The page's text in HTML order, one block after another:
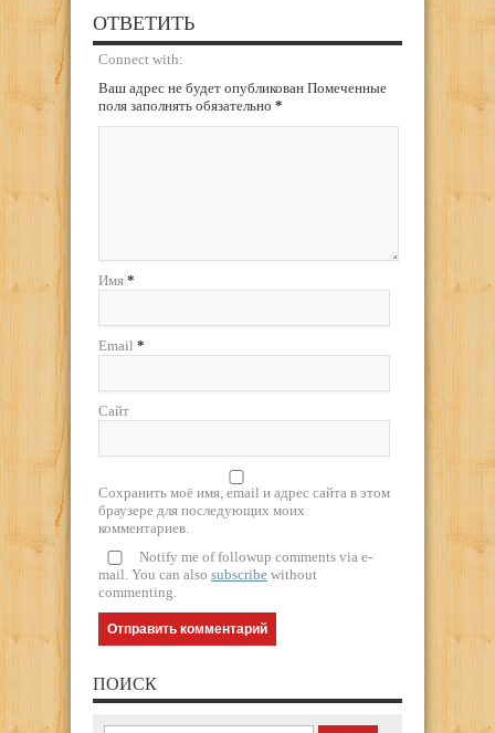
ОТВЕТИТЬ
Connect with:
Ваш адрес не будет опубликован Помеченные
поля заполнять обязательно *
Имя *
Email *
Сайт
Сохранить моё имя, email и адрес сайта в этом
браузере для последующих моих
комментариев.
Notify me of followup comments via e-
mail. You can also subscribe without
commenting.
ПОИСК